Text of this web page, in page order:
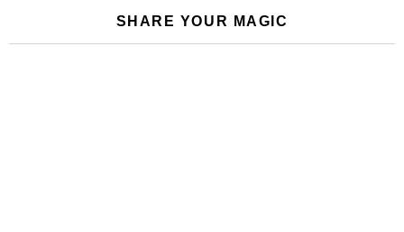
SHARE YOUR MAGIC